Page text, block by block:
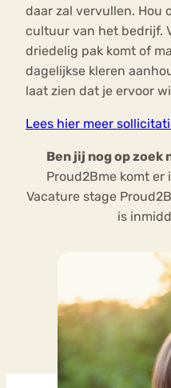
daar zal vervullen. Hou
cultuur van het bedrijf.
driedelig pak komt of
dagelijkse kleren
laat zien dat je ervoor
Lees hier meer
Ben jij nog op zoek
Proud2Bme komt
Vacature stage
is